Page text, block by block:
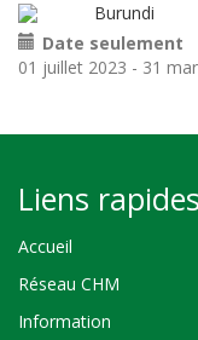
Burundi
Date seulement
01 juillet 2023 - 31
Liens rapides
Accueil
Réseau CHM
Information